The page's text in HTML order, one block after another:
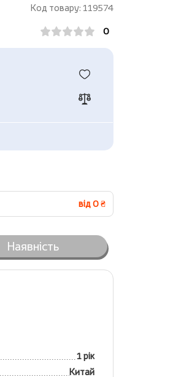
Код товару: 119574
0
від 0 ₴
Наявність
1 рік
Китай